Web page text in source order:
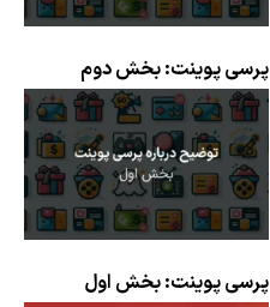
پرسی پوینت: بخش دوم
پرسی پوینت: بخش اول